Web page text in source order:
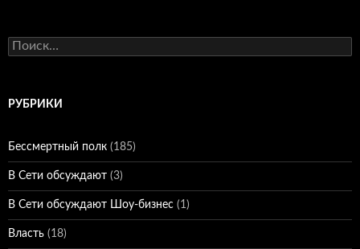
Найти:
РУБРИКИ
Бессмертный полк (185)
В Сети обсуждают (3)
В Сети обсуждают Шоу-бизнес (1)
Власть (18)